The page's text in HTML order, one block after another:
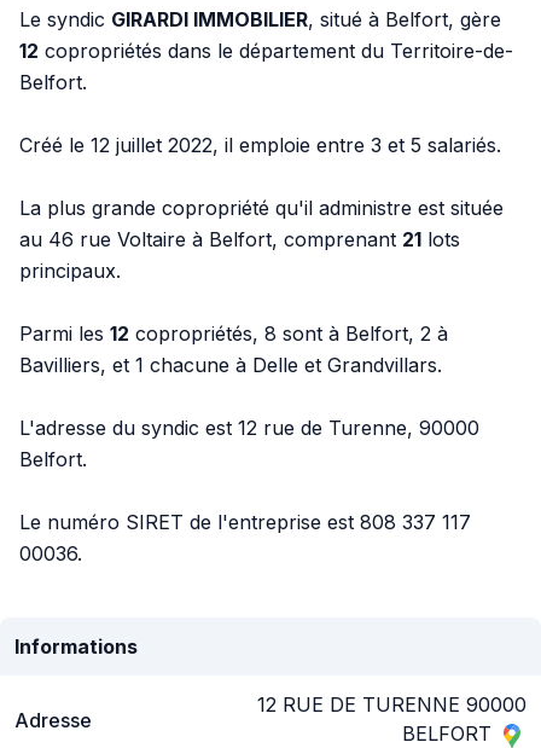
Le syndic GIRARDI IMMOBILIER, situé à Belfort, gère
12 copropriétés dans le département du Territoire-de-
Belfort.
Créé le 12 juillet 2022, il emploie entre 3 et 5 salariés.
La plus grande copropriété qu'il administre est située
au 46 rue Voltaire à Belfort, comprenant 21 lots
principaux.
Parmi les 12 copropriétés, 8 sont à Belfort, 2 à
Bavilliers, et 1 chacune à Delle et Grandvillars.
L'adresse du syndic est 12 rue de Turenne, 90000
Belfort.
Le numéro SIRET de l'entreprise est 808 337 117
00036.
Informations
Adresse
12 RUE DE TURENNE 90000
BELFORT